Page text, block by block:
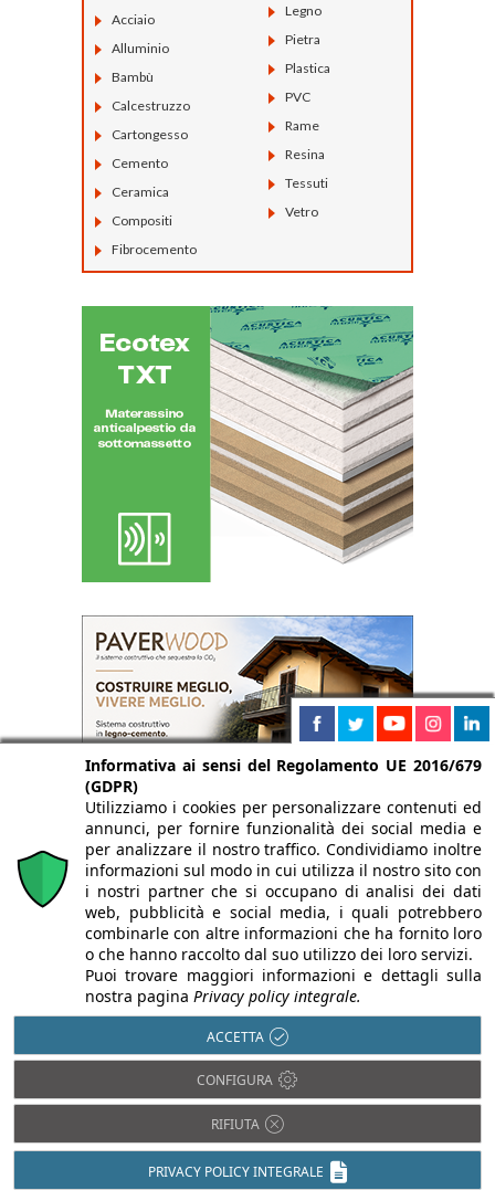
Acciaio
Alluminio
Bambù
Calcestruzzo
Cartongesso
Cemento
Ceramica
Compositi
Fibrocemento
Legno
Pietra
Plastica
PVC
Rame
Resina
Tessuti
Vetro
Informativa ai sensi del Regolamento UE 2016/679
(GDPR)
Utilizziamo i cookies per personalizzare contenuti ed
annunci, per fornire funzionalità dei social media e
per analizzare il nostro traffico. Condividiamo inoltre
informazioni sul modo in cui utilizza il nostro sito con
i nostri partner che si occupano di analisi dei dati
web, pubblicità e social media, i quali potrebbero
combinarle con altre informazioni che ha fornito loro
o che hanno raccolto dal suo utilizzo dei loro servizi.
Puoi trovare maggiori informazioni e dettagli sulla
nostra pagina Privacy policy integrale.
ACCETTA
CONFIGURA
RIFIUTA
PRIVACY POLICY INTEGRALE